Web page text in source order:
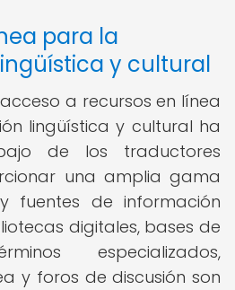
para la
y cultural
a recursos en línea
lingüística y cultural ha
de los traductores
una amplia gama
fuentes de información
digitales, bases de
especializados,
y foros de discusión son